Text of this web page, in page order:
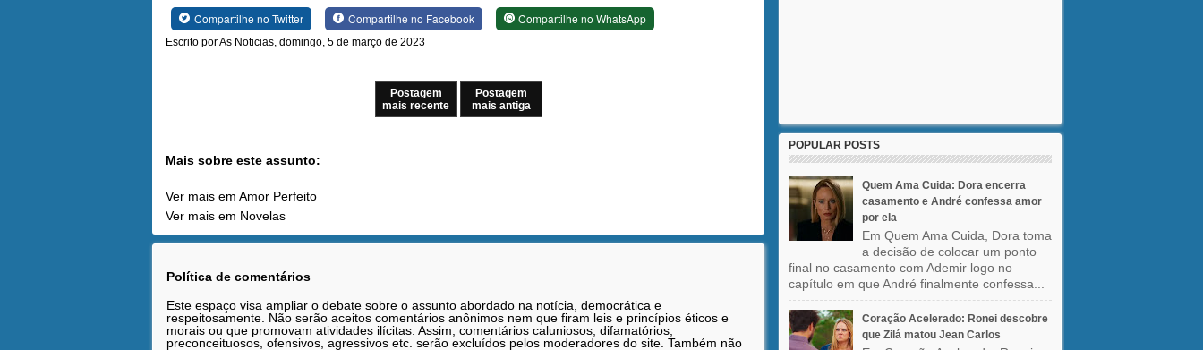
Compartilhe no Twitter Compartilhe no Facebook Compartilhe no WhatsApp
Escrito por As Noticias, domingo, 5 de março de 2023
Postagem
mais recente
Postagem
mais antiga
Mais sobre este assunto:
Ver mais em Amor Perfeito
Ver mais em Novelas
Política de comentários
Este espaço visa ampliar o debate sobre o assunto abordado na notícia, democrática e
respeitosamente. Não serão aceitos comentários anônimos nem que firam leis e princípios éticos e
morais ou que promovam atividades ilícitas. Assim, comentários caluniosos, difamatórios,
preconceituosos, ofensivos, agressivos etc. serão excluídos pelos moderadores do site. Também não
POPULAR POSTS
Quem Ama Cuida: Dora encerra
casamento e André confessa amor
por ela
Em Quem Ama Cuida, Dora toma
a decisão de colocar um ponto
final no casamento com Ademir logo no
capítulo em que André finalmente confessa...
Coração Acelerado: Ronei descobre
que Zilá matou Jean Carlos